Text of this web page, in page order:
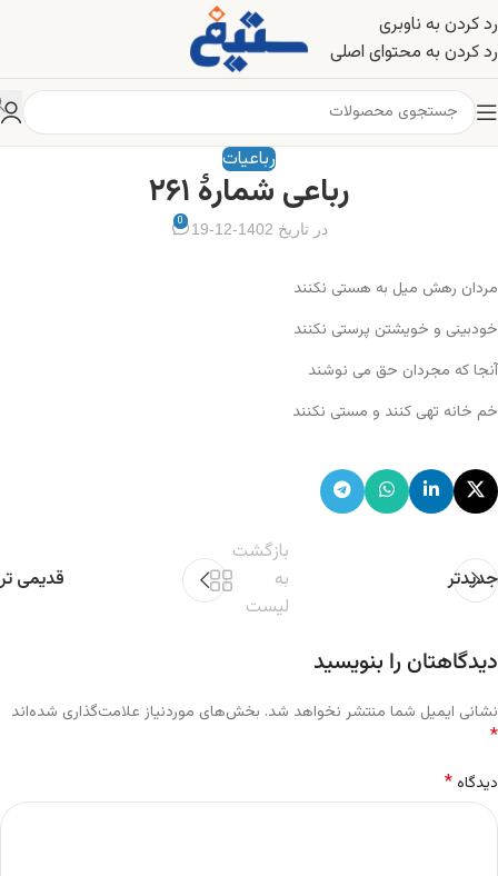
رد کردن به ناوبری
رد کردن به محتوای اصلی
رباعیات
رباعی شمارهٔ ۲۶۱
در تاریخ 1402-12-19 0
مردان رهش میل به هستی نکنند
خودبینی و خویشتن پرستی نکنند
آنجا که مجردان حق می نوشند
خم خانه تهی کنند و مستی نکنند
جدیدتر
بازگشت
به
لیست
قدیمی تر
دیدگاهتان را بنویسید
نشانی ایمیل شما منتشر نخواهد شد. بخش‌های موردنیاز علامت‌گذاری شده‌اند
*
دیدگاه*